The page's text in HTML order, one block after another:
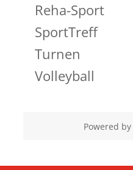
Reha-Sport
SportTreff
Turnen
Volleyball
Powered by